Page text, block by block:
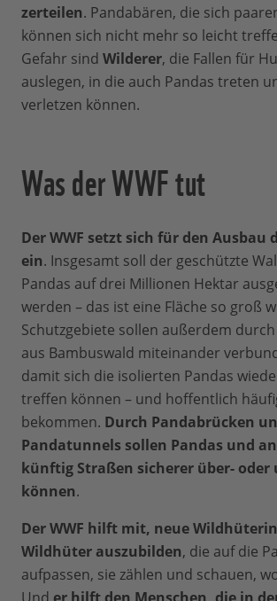
zerteilen. Pandabären, die sich
können sich nicht mehr so leicht
Gefahr sind Wilderer, die Fallen für
auslegen, in die auch Pandas treten
verletzen können.
Was der WWF tut
Der WWF setzt sich für den Ausbau
ein. Insgesamt soll der geschützte
Pandas auf drei Millionen Hektar
werden – das ist eine Fläche so groß
Schutzgebiete sollen außerdem
aus Bambuswald miteinander
damit sich die isolierten Pandas
treffen können – und hoffentlich
bekommen. Durch Pandabrücken
Pandatunnels sollen Pandas und
künftig Straßen sicherer über- oder
können.
Der WWF hilft mit, neue
Wildhüter auszubilden, die auf die
aufpassen, sie zählen und schauen,